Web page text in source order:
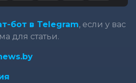
бот в Telegram, если у вас
для статьи.